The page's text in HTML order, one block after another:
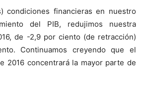
condiciones financieras en nuestro
del PIB, redujimos nuestra
de -2,9 por ciento (de retracción)
Continuamos creyendo que el
2016 concentrará la mayor parte de